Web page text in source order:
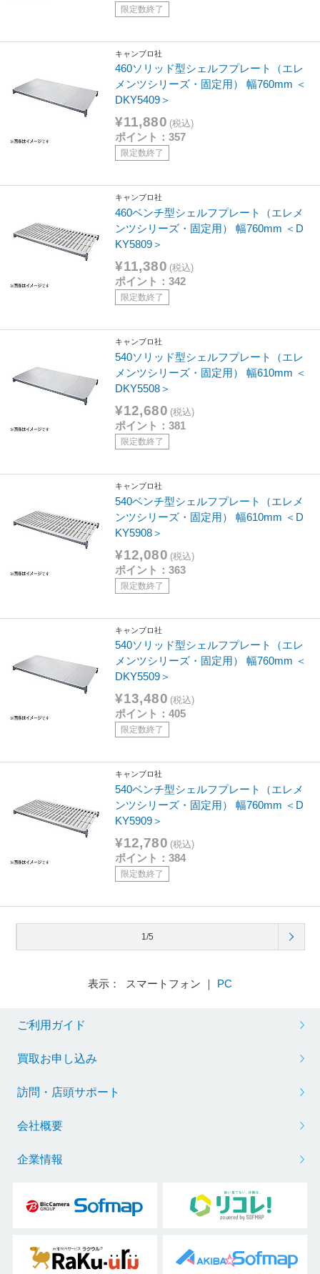
限定数終了
キャンブロ社
460ソリッド型シェルフプレート（エレ
メンツシリーズ・固定用） 幅760mm ＜
DKY5409＞
¥11,880 (税込)
ポイント：357
限定数終了
キャンブロ社
460ベンチ型シェルフプレート（エレメ
ンツシリーズ・固定用） 幅760mm ＜D
KY5809＞
¥11,380 (税込)
ポイント：342
限定数終了
キャンブロ社
540ソリッド型シェルフプレート（エレ
メンツシリーズ・固定用） 幅610mm ＜
DKY5508＞
¥12,680 (税込)
ポイント：381
限定数終了
キャンブロ社
540ベンチ型シェルフプレート（エレメ
ンツシリーズ・固定用） 幅610mm ＜D
KY5908＞
¥12,080 (税込)
ポイント：363
限定数終了
キャンブロ社
540ソリッド型シェルフプレート（エレ
メンツシリーズ・固定用） 幅760mm ＜
DKY5509＞
¥13,480 (税込)
ポイント：405
限定数終了
キャンブロ社
540ベンチ型シェルフプレート（エレメ
ンツシリーズ・固定用） 幅760mm ＜D
KY5909＞
¥12,780 (税込)
ポイント：384
限定数終了
1/5
表示： スマートフォン ｜ PC
ご利用ガイド
買取お申し込み
訪問・店頭サポート
会社概要
企業情報